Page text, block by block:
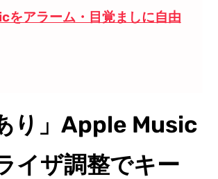
をアラーム・目覚ましに自由
り」Apple Music
イザ調整でキー